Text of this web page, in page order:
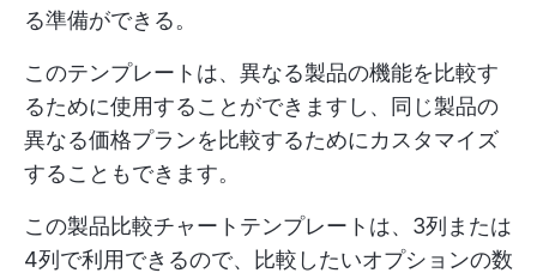
る準備ができる。
このテンプレートは、異なる製品の機能を比較す
るために使用することができますし、同じ製品の
異なる価格プランを比較するためにカスタマイズ
することもできます。
この製品比較チャートテンプレートは、3列または
4列で利用できるので、比較したいオプションの数